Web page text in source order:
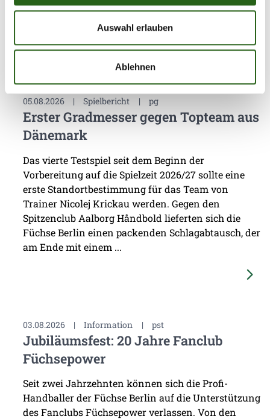
Auswahl erlauben
Ablehnen
Weitere News
05.08.2026 | Spielbericht | pg
Erster Gradmesser gegen Topteam aus
Dänemark
Das vierte Testspiel seit dem Beginn der
Vorbereitung auf die Spielzeit 2026/27 sollte eine
erste Standortbestimmung für das Team von
Trainer Nicolej Krickau werden. Gegen den
Spitzenclub Aalborg Håndbold lieferten sich die
Füchse Berlin einen packenden Schlagabtausch, der
am Ende mit einem ...
03.08.2026 | Information | pst
Jubiläumsfest: 20 Jahre Fanclub
Füchsepower
Seit zwei Jahrzehnten können sich die Profi-
Handballer der Füchse Berlin auf die Unterstützung
des Fanclubs Füchsepower verlassen. Von den